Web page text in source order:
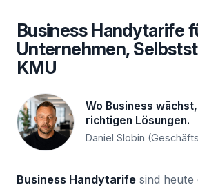
Business Handytarife
Unternehmen,
KMU
Wo Business
richtigen Lösungen.
Daniel Slobin
Business Handytarife sind heute